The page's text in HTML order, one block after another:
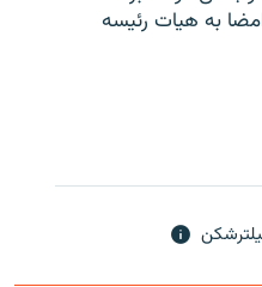
استیضاح وزیر اقتصاد با ۹۰ امضا به هیات رئیسه